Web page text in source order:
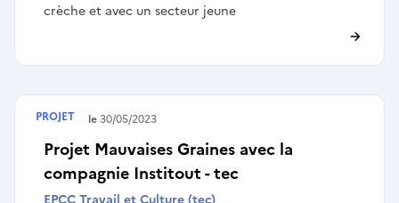
crèche et avec un secteur jeune
Projet Mauvaises Graines avec la
compagnie Institout - tec
Terminé le30/05/2023
PROJET